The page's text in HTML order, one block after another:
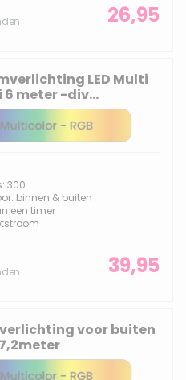
26,95
LED Multi
6 meter -div
- 300 lampjes
300
binnen & buiten
een timer
39,95
voor buiten